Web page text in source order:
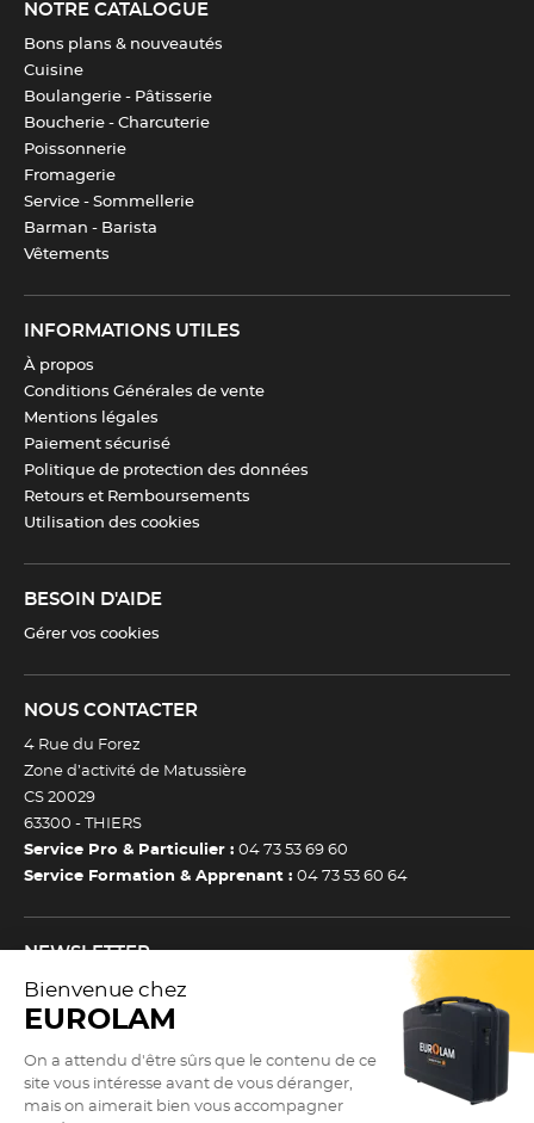
NOTRE CATALOGUE
Bons plans & nouveautés
Cuisine
Boulangerie - Pâtisserie
Boucherie - Charcuterie
Poissonnerie
Fromagerie
Service - Sommellerie
Barman - Barista
Vêtements
INFORMATIONS UTILES
À propos
Conditions Générales de vente
Mentions légales
Paiement sécurisé
Politique de protection des données
Retours et Remboursements
Utilisation des cookies
BESOIN D'AIDE
Gérer vos cookies
NOUS CONTACTER
4 Rue du Forez
Zone d’activité de Matussière
CS 20029
63300 - THIERS
Service Pro & Particulier : 04 73 53 69 60
Service Formation & Apprenant : 04 73 53 60 64
NEWSLETTER
Inscrivez-vous à notre newsletter et recevez toutes nos
actualtiés et bons plans.
Je m’inscris à la newsletter
(Esc)
Newsletter